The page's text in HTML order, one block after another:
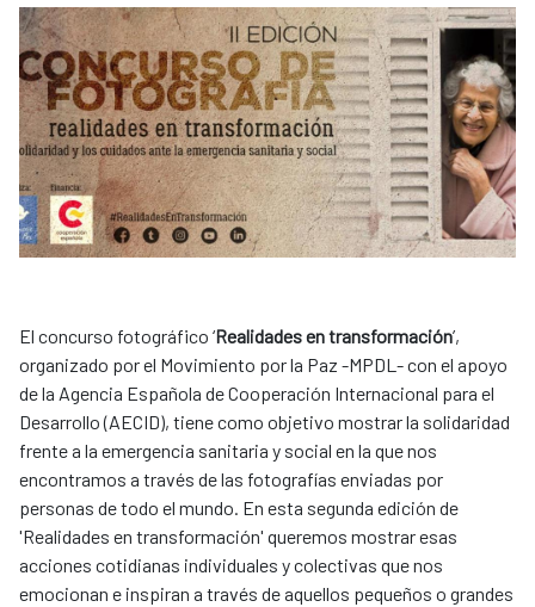
El concurso fotográfico ‘Realidades en transformación’,
organizado por el Movimiento por la Paz -MPDL- con el apoyo
de la Agencia Española de Cooperación Internacional para el
Desarrollo (AECID), tiene como objetivo mostrar la solidaridad
frente a la emergencia sanitaria y social en la que nos
encontramos a través de las fotografías enviadas por
personas de todo el mundo. En esta segunda edición de
'Realidades en transformación' queremos mostrar esas
acciones cotidianas individuales y colectivas que nos
emocionan e inspiran a través de aquellos pequeños o grandes